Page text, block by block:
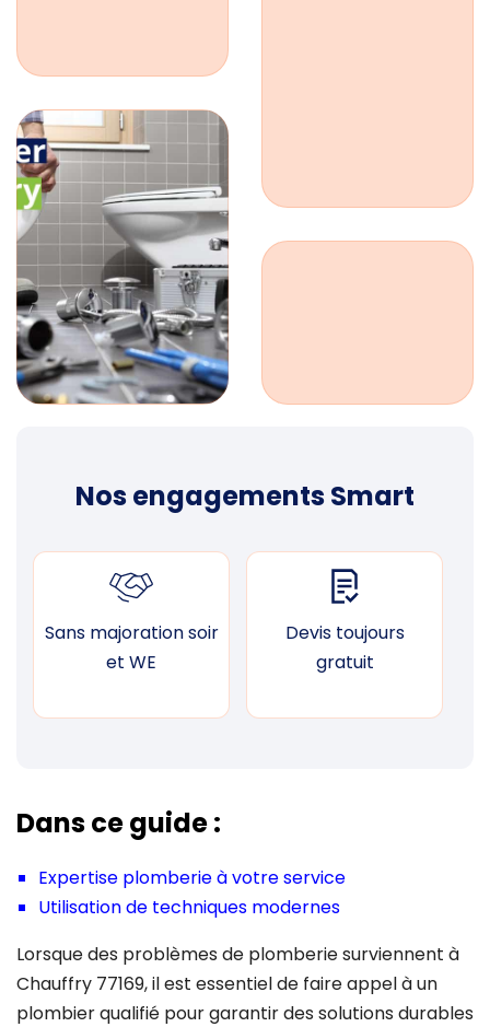
Nos engagements Smart
Sans majoration soir
et WE
Devis toujours
gratuit
Dans ce guide :
Expertise plomberie à votre service
Utilisation de techniques modernes
Lorsque des problèmes de plomberie surviennent à
Chauffry 77169, il est essentiel de faire appel à un
plombier qualifié pour garantir des solutions durables